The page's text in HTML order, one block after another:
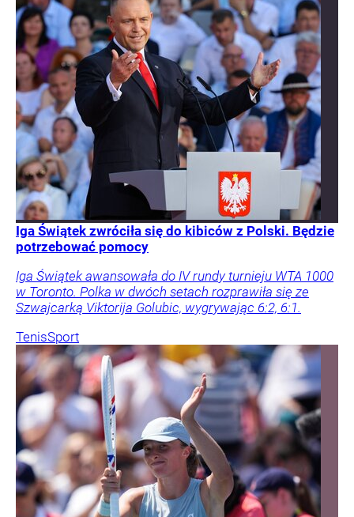
Iga Świątek zwróciła się do kibiców z Polski. Będzie
potrzebować pomocy
Iga Świątek awansowała do IV rundy turnieju WTA 1000
w Toronto. Polka w dwóch setach rozprawiła się ze
Szwajcarką Viktorija Golubic, wygrywając 6:2, 6:1.
TenisSport